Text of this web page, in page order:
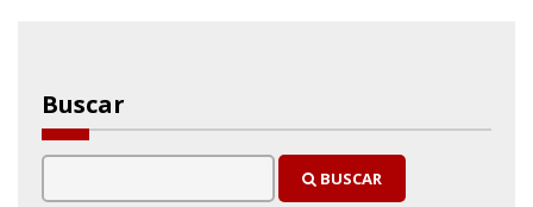
Buscar
BUSCAR